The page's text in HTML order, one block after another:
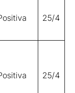
25/4
25/4